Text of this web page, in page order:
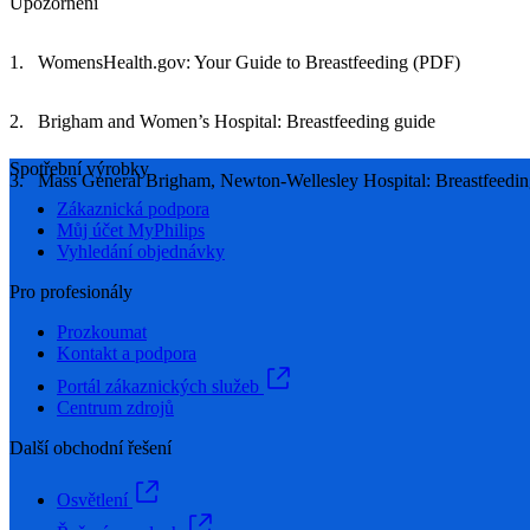
WomensHealth.gov: Your Guide to Breastfeeding (PDF)
Brigham and Women’s Hospital: Breastfeeding guide
Mass General Brigham, Newton-Wellesley Hospital:
Spotřební výrobky
Zákaznická podpora
Můj účet MyPhilips
Vyhledání objednávky
Pro profesionály
Prozkoumat
Kontakt a podpora
Portál zákaznických služeb
Centrum zdrojů
Další obchodní řešení
Osvětlení